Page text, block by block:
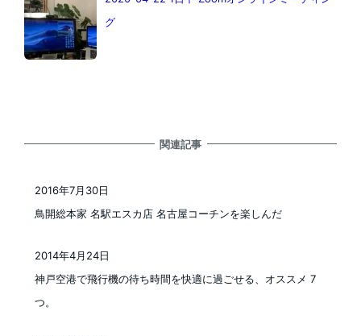
グ
関連記事
鳥開総本家 名駅エスカ店 名古屋コーチンを楽しんだ
2016年7月30日
神戸空港で飛行機の待ち時間を快適に過ごせる、オススメ 7
つ。
2014年4月24日